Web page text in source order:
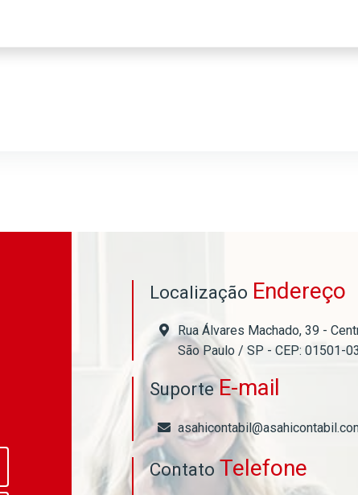
Localização Endereço
Rua Álvares Machado, 39 -
São Paulo / SP - CEP: 01501-
SuporteE-mail
Contato Telefone